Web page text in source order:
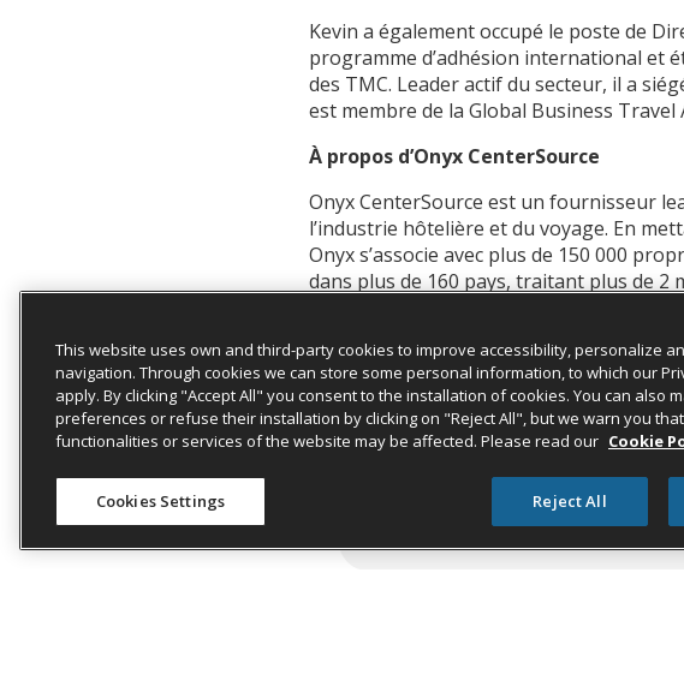
Kevin a également occupé le poste de
programme d’adhésion international et
des TMC. Leader actif du secteur, il a
est membre de la Global Business Travel
À propos d’Onyx CenterSource
Onyx CenterSource est un fournisseur
l’industrie hôtelière et du voyage. En
Onyx s’associe avec plus de 150 000
dans plus de 160 pays, traitant plus de
Dawn McAbee
Dawn.mcabee@onyxcentersource.com
By: Onyx CenterSource
This website uses own and third-party cookies to improve accessibility, personalize
navigation. Through cookies we can store some personal information, to which our
apply. By clicking "Accept All" you consent to the installation of cookies. You can also
preferences or refuse their installation by clicking on "Reject All", but we warn you
functionalities or services of the website may be affected. Please read our Cookie
Cookies Settings Reject All